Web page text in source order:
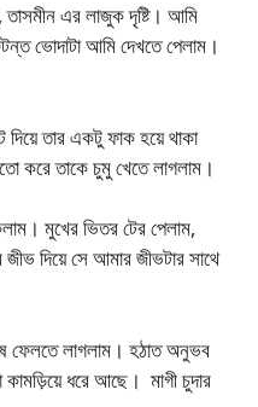
এর লাজুক দৃষ্টি। আমি
ভোদাটা আমি দেখতে পেলাম।
তার একটু ফাক হয়ে থাকা
করে তাকে চুমু খেতে লাগলাম।
মুখের ভিতর টের পেলাম,
দিয়ে সে আমার জীভটার সাথে
ফেলতে লাগলাম। হঠাত অনুভব
কামড়িয়ে ধরে আছে। মাগী চুদার